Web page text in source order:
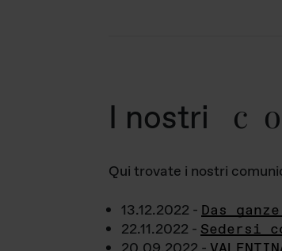
I nostri
Qui trovate i nostri
13.12.2022 - Das
22.11.2022 - Sedersi